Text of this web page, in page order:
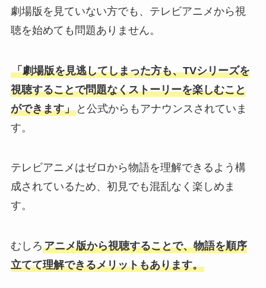
劇場版を見ていない方でも、テレビアニメから視
聴を始めても問題ありません。
「劇場版を見逃してしまった方も、TVシリーズを
視聴することで問題なくストーリーを楽しむこと
ができます」と公式からもアナウンスされていま
す。
テレビアニメはゼロから物語を理解できるよう構
成されているため、初見でも混乱なく楽しめま
す。
むしろアニメ版から視聴することで、物語を順序
立てて理解できるメリットもあります。